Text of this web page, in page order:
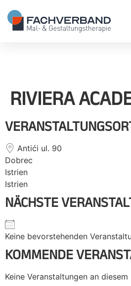
RIVIERA
Antići ul. 90
Dobrec
Istrien
Istrien
NÄCHSTE
Keine bevorstehenden
KOMMENDE
Keine Veranstaltungen an diesem